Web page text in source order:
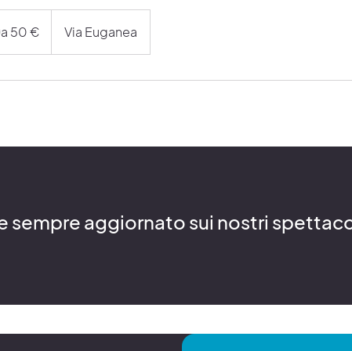
50 € Via Euganea
sempre aggiornato sui nostri